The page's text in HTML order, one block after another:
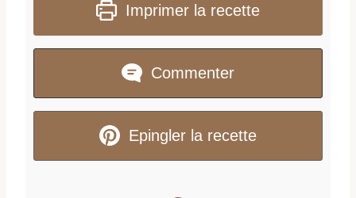
Imprimer la recette
Commenter
Epingler la recette